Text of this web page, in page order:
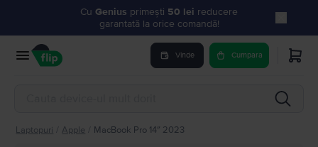
Cu Genius primești 50 lei reducere
garantată la orice comandă!
Vinde Cumpara
Laptopuri Apple MacBook Pro 14″ 2023